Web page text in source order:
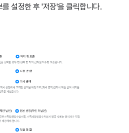
설정한 후 '저장'을 클릭합니다.